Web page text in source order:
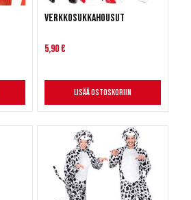
Verkkosukkahousut
5,90 €
Lisää ostoskoriin